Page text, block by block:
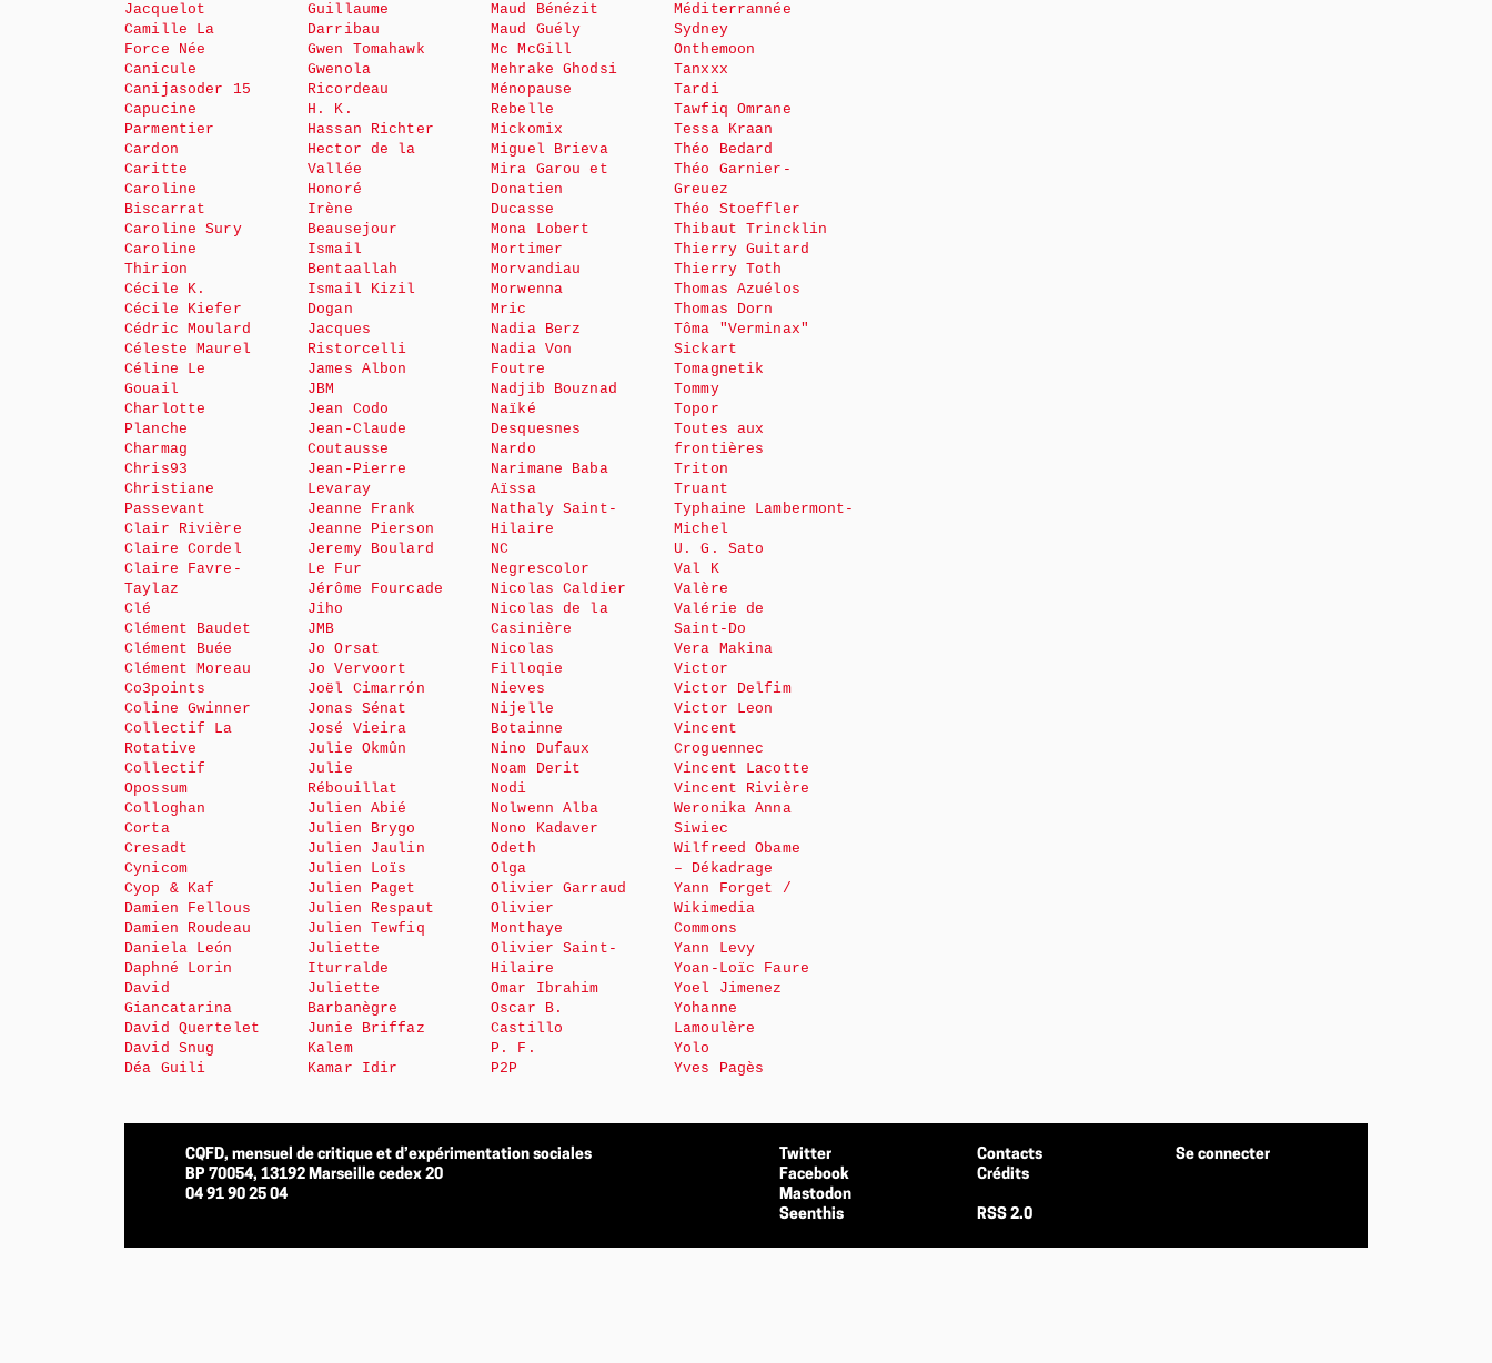
Jacquelot
Camille La
Force Née
Canicule
Canijasoder 15
Capucine
Parmentier
Cardon
Caritte
Caroline
Biscarrat
Caroline Sury
Caroline
Thirion
Cécile K.
Cécile Kiefer
Cédric Moulard
Céleste Maurel
Céline Le
Gouail
Charlotte
Planche
Charmag
Chris93
Christiane
Passevant
Clair Rivière
Claire Cordel
Claire Favre-
Taylaz
Clé
Clément Baudet
Clément Buée
Clément Moreau
Co3points
Coline Gwinner
Collectif La
Rotative
Collectif
Opossum
Colloghan
Corta
Cresadt
Cynicom
Cyop & Kaf
Damien Fellous
Damien Roudeau
Daniela León
Daphné Lorin
David
Giancatarina
David Quertelet
David Snug
Déa Guili
Guillaume
Darribau
Gwen Tomahawk
Gwenola
Ricordeau
H. K.
Hassan Richter
Hector de la
Vallée
Honoré
Irène
Beausejour
Ismail
Bentaallah
Ismail Kizil
Dogan
Jacques
Ristorcelli
James Albon
JBM
Jean Codo
Jean-Claude
Coutausse
Jean-Pierre
Levaray
Jeanne Frank
Jeanne Pierson
Jeremy Boulard
Le Fur
Jérôme Fourcade
Jiho
JMB
Jo Orsat
Jo Vervoort
Joël Cimarrón
Jonas Sénat
José Vieira
Julie Okmûn
Julie
Rébouillat
Julien Abié
Julien Brygo
Julien Jaulin
Julien Loïs
Julien Paget
Julien Respaut
Julien Tewfiq
Juliette
Iturralde
Juliette
Barbanègre
Junie Briffaz
Kalem
Kamar Idir
Maud Bénézit
Maud Guély
Mc McGill
Mehrake Ghodsi
Ménopause
Rebelle
Mickomix
Miguel Brieva
Mira Garou et
Donatien
Ducasse
Mona Lobert
Mortimer
Morvandiau
Morwenna
Mric
Nadia Berz
Nadia Von
Foutre
Nadjib Bouznad
Naïké
Desquesnes
Nardo
Narimane Baba
Aïssa
Nathaly Saint-
Hilaire
NC
Negrescolor
Nicolas Caldier
Nicolas de la
Casinière
Nicolas
Filloqie
Nieves
Nijelle
Botainne
Nino Dufaux
Noam Derit
Nodi
Nolwenn Alba
Nono Kadaver
Odeth
Olga
Olivier Garraud
Olivier
Monthaye
Olivier Saint-
Hilaire
Omar Ibrahim
Oscar B.
Castillo
P. F.
P2P
Méditerrannée
Sydney
Onthemoon
Tanxxx
Tardi
Tawfiq Omrane
Tessa Kraan
Théo Bedard
Théo Garnier-
Greuez
Théo Stoeffler
Thibaut Trincklin
Thierry Guitard
Thierry Toth
Thomas Azuélos
Thomas Dorn
Tôma "Verminax"
Sickart
Tomagnetik
Tommy
Topor
Toutes aux
frontières
Triton
Truant
Typhaine Lambermont-
Michel
U. G. Sato
Val K
Valère
Valérie de
Saint-Do
Vera Makina
Victor
Victor Delfim
Victor Leon
Vincent
Croguennec
Vincent Lacotte
Vincent Rivière
Weronika Anna
Siwiec
Wilfreed Obame
– Dékadrage
Yann Forget /
Wikimedia
Commons
Yann Levy
Yoan-Loïc Faure
Yoel Jimenez
Yohanne
Lamoulère
Yolo
Yves Pagès
CQFD, mensuel de critique et d’expérimentation sociales
BP 70054, 13192 Marseille cedex 20
04 91 90 25 04
Twitter
Facebook
Mastodon
Seenthis
Contacts
Crédits
RSS 2.0
Se connecter